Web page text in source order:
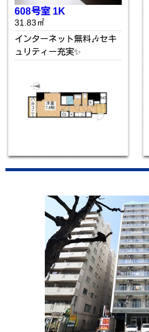
608号室 1K
31.83㎡
インターネット無料🎶セキ
ュリティー充実✨